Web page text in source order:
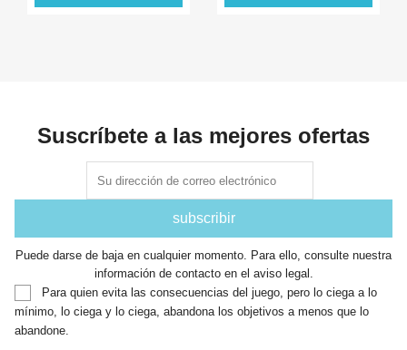
Suscríbete a las mejores ofertas
Puede darse de baja en cualquier momento. Para ello, consulte nuestra
información de contacto en el aviso legal.
Para quien evita las consecuencias del juego, pero lo ciega a lo
mínimo, lo ciega y lo ciega, abandona los objetivos a menos que lo
abandone.